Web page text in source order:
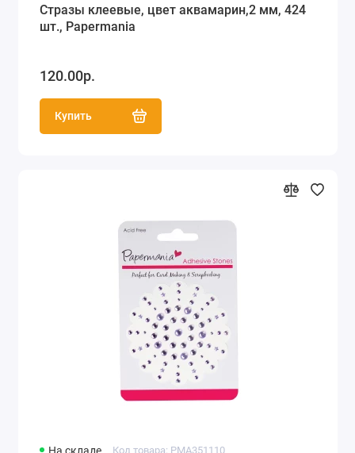
Стразы клеевые, цвет аквамарин,2 мм, 424
шт., Papermania
120.00р.
Купить
Код товара: PMA351110